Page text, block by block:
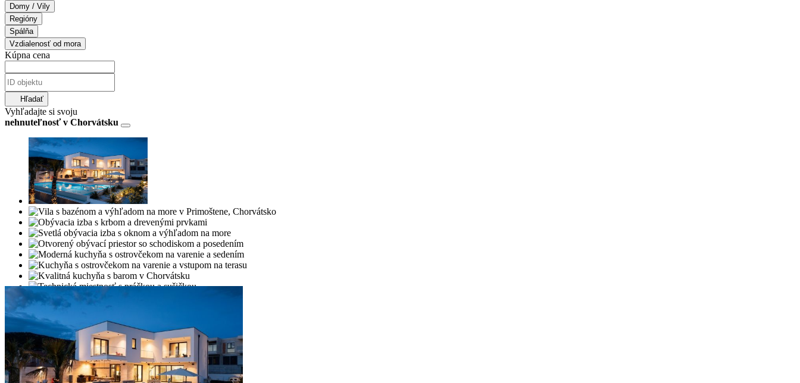
Domy / Vily
Regióny
Spálňa
Vzdialenosť od mora
Kúpna cena
Hľadať
Vyhľadajte si svoju
nehnuteľnosť v Chorvátsku